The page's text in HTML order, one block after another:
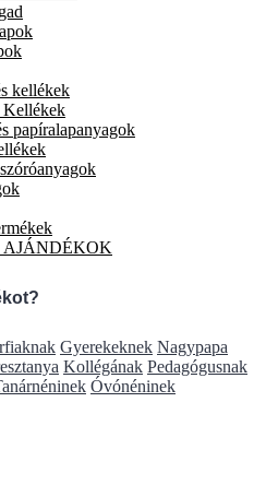
kellékek
papíralapanyagok
AJÁNDÉKOK
Gyerekeknek Nagypapa
Kollégának Pedagógusnak
Óvónéninek